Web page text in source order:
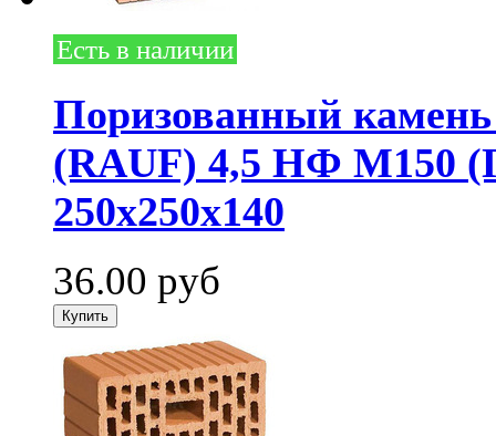
Есть в наличии
Поризованный
(RAUF) 4,5 НФ М150
250х250х140
36.00 руб